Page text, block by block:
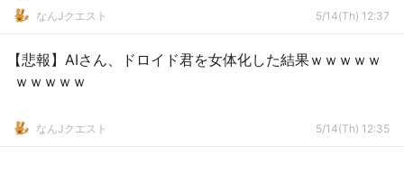
なんJクエスト 5/14(Th) 12:37
【悲報】AIさん、ドロイド君を女体化した結果ｗｗｗｗｗ
ｗｗｗｗｗ
なんJクエスト 5/14(Th) 12:35